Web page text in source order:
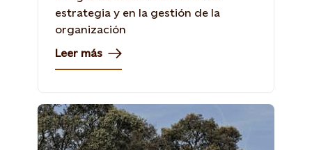
estrategia y en la gestión de la
organización
Leer más